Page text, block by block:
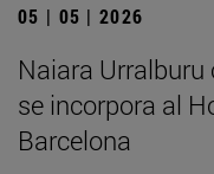
05 | 05 | 2026
Naiara Urralburu
se incorpora al
Barcelona